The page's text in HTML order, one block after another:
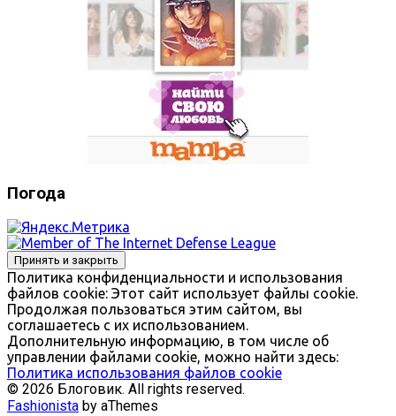
Погода
Политика конфиденциальности и использования
файлов сookie: Этот сайт использует файлы cookie.
Продолжая пользоваться этим сайтом, вы
соглашаетесь с их использованием.
Дополнительную информацию, в том числе об
управлении файлами cookie, можно найти здесь:
Политика использования файлов cookie
© 2026 Блоговик. All rights reserved.
Fashionista by aThemes